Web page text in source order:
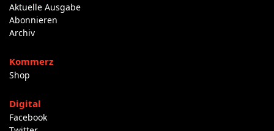
Aktuelle Ausgabe
Abonnieren
Archiv
Kommerz
Shop
Digital
Facebook